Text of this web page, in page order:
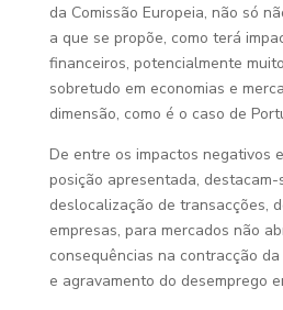
da Comissão Europeia, não só
a que se propõe, como terá
financeiros, potencialmente
sobretudo em economias e
dimensão, como é o caso de
De entre os impactos negativos
posição apresentada,
deslocalização de transacções,
empresas, para mercados não
consequências na contracção
e agravamento do desemprego